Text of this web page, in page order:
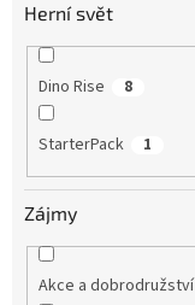
Herní svět
Dino Rise 8
StarterPack 1
Zájmy
Akce a dobrodružství